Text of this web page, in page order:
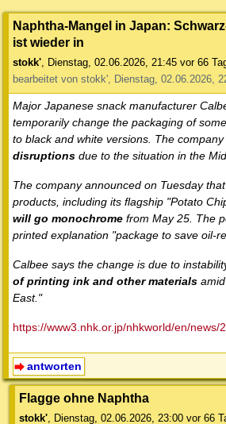
Naphtha-Mangel in Japan:
ist wieder in
stokk', Dienstag, 02.06.2026, 21:45 vor 66
bearbeitet von stokk', Dienstag, 02.06.2026,
Major Japanese snack manufacturer
temporarily change the packaging of
to black and white versions. The company
disruptions due to the situation in the
The company announced on Tuesday
products, including its flagship "Potato
will go monochrome from May 25. The
printed explanation "package to save oil-
Calbee says the change is due to
of printing ink and other materials
East."
https://www3.nhk.or.jp/nhkworld/en/news/
antworten
Flagge ohne Naphtha
stokk', Dienstag, 02.06.2026, 23:00 vor 66